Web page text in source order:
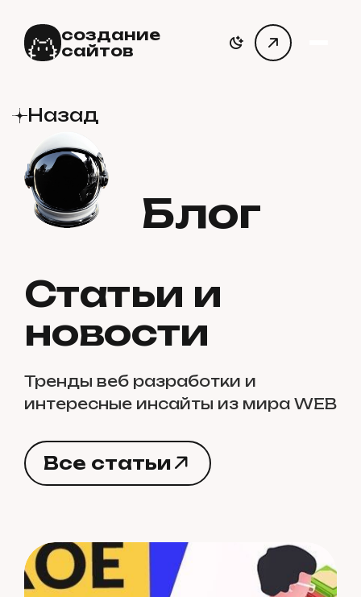
создание
сайтов
Назад
Блог
Статьи и
новости
Тренды веб разработки и
интересные инсайты из мира WEB
Все статьи
Все статьи